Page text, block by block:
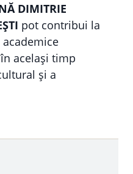
DIMITRIE
pot contribui la
același timp
și a